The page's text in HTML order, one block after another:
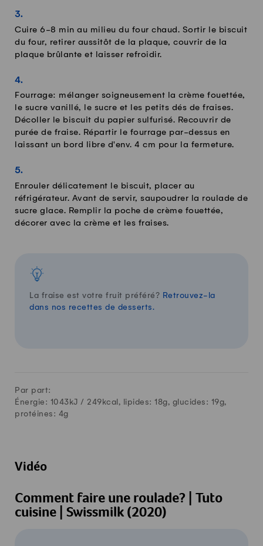
Cuire 6-8 min au milieu du four chaud. Sortir le biscuit
du four, retirer aussitôt de la plaque, couvrir de la
plaque brûlante et laisser refroidir.
Fourrage: mélanger soigneusement la crème fouettée,
le sucre vanillé, le sucre et les petits dés de fraises.
Décoller le biscuit du papier sulfurisé. Recouvrir de
purée de fraise. Répartir le fourrage par-dessus en
laissant un bord libre d'env. 4 cm pour la fermeture.
Enrouler délicatement le biscuit, placer au
réfrigérateur. Avant de servir, saupoudrer la roulade de
sucre glace. Remplir la poche de crème fouettée,
décorer avec la crème et les fraises.
La fraise est votre fruit préféré? Retrouvez-la
dans nos recettes de desserts.
Par part:
Énergie: 1043kJ / 249 kcal, lipides: 18g, glucides: 19g,
protéines: 4g
Vidéo
Comment faire une roulade? | Tuto
cuisine | Swissmilk (2020)